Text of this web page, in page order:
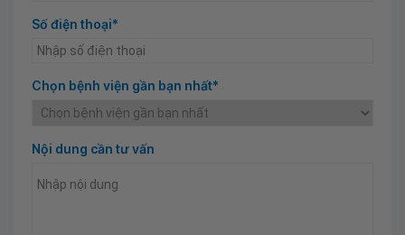
Số điện thoại*
Chọn bệnh viện gần bạn nhất*
Nội dung cần tư vấn